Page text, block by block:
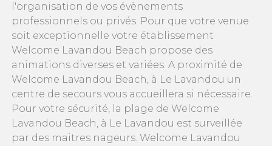
l'organisation de vos évènements
professionnels ou privés. Pour que votre venue
soit exceptionnelle votre établissement
Welcome Lavandou Beach propose des
animations diverses et variées. A proximité de
Welcome Lavandou Beach, à Le Lavandou un
centre de secours vous accueillera si nécessaire.
Pour votre sécurité, la plage de Welcome
Lavandou Beach, à Le Lavandou est surveillée
par des maitres nageurs. Welcome Lavandou